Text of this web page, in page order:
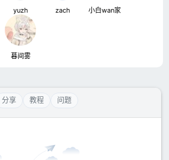
yuzh zach 小白wan家
暮间雾
分享 教程 问题